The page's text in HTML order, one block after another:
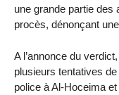
une grande partie
procès, dénonçant
A l’annonce du
plusieurs tentatives
police à Al-Hoceima